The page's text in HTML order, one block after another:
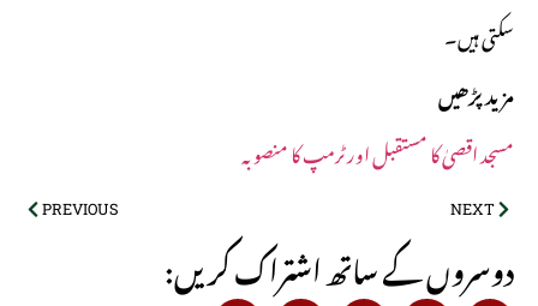
سکتی ہیں۔
مزید پڑھیں
مسجد اقصیٰ کا مستقبل اور ٹرمپ کا منصوبہ
PREVIOUS NEXT
:دوسروں کے ساتھ اشتراک کریں